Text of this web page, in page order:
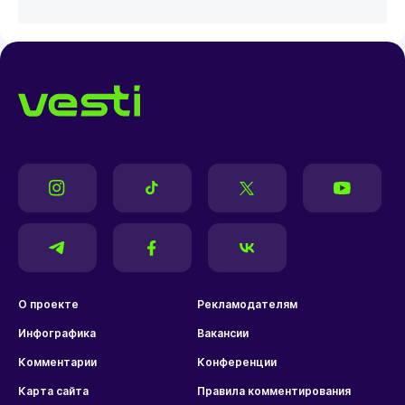
сезона» 2011 - Вошел в список 33 лучших футболиста
Казахстана под № 2. 2011 - 5-е место в опросе
лучшего футболиста Казахстана
О проекте Рекламодателям
Инфографика Вакансии
Комментарии Конференции
Карта сайта Правила комментирования